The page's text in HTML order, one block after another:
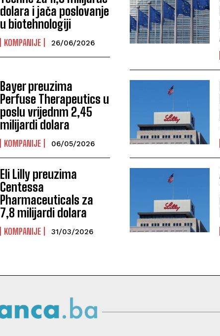
dolara i jača poslovanje
u biotehnologiji
KOMPANIJE 26/06/2026
Bayer preuzima
Perfuse Therapeutics u
poslu vrijednm 2,45
milijardi dolara
KOMPANIJE 06/05/2026
Eli Lilly preuzima
Centessa
Pharmaceuticals za
7,8 milijardi dolara
KOMPANIJE 31/03/2026